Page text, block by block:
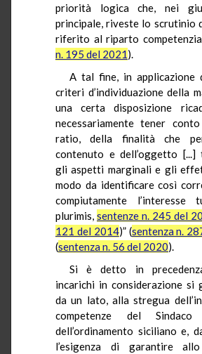
priorità logica che, nei
principale, riveste lo scrutinio
riferito al riparto
n. 195 del 2021).
A tal fine, in applicazione
criteri d’individuazione della
una certa disposizione
necessariamente tener
ratio, della finalità che
contenuto e dell’oggetto [...]
gli aspetti marginali e gli
modo da identificare così
compiutamente l’interesse
plurimis, sentenze n. 245 del
121 del 2014)” (sentenza n.
(sentenza n. 56 del 2020).
Si è detto in
incarichi in considerazione si
da un lato, alla stregua
competenze del Sindaco
dell’ordinamento siciliano e,
l’esigenza di garantire